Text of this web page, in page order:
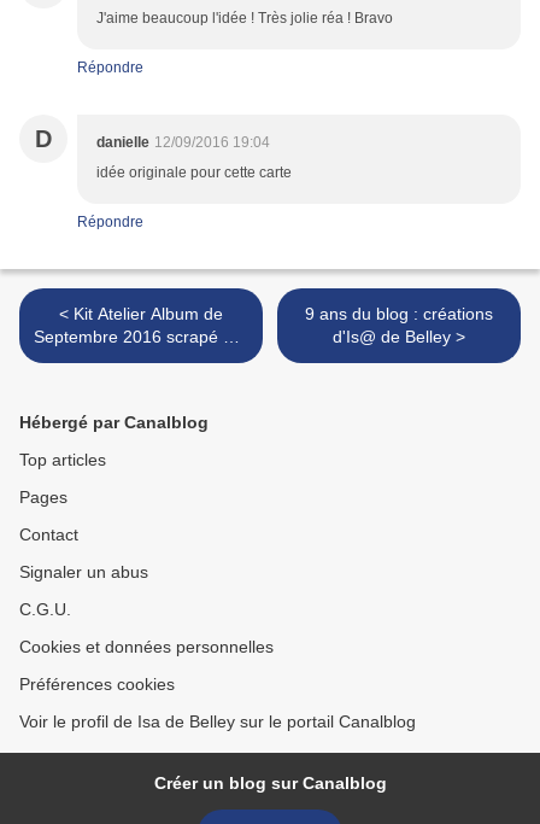
J'aime beaucoup l'idée ! Très jolie réa ! Bravo
Répondre
D danielle 12/09/2016 19:04
idée originale pour cette carte
Répondre
< Kit Atelier Album de
Septembre 2016 scrapé par
Thalie
9 ans du blog : créations
d'Is@ de Belley >
Hébergé par Canalblog
Top articles
Pages
Contact
Signaler un abus
C.G.U.
Cookies et données personnelles
Préférences cookies
Voir le profil de Isa de Belley sur le portail Canalblog
Créer un blog sur Canalblog